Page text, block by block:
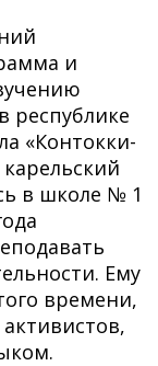
и
республике
«Контокки-
в школе № 1
Ему
времени,